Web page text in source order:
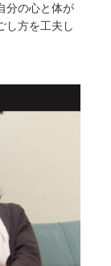
分の心と体が
し方を工夫し